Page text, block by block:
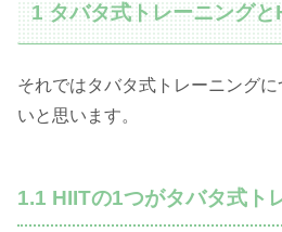
1 タバタ式トレーニングと
それではタバタ式トレーニング
いと思います。
1.1 HIITの1つがタバタ式ト